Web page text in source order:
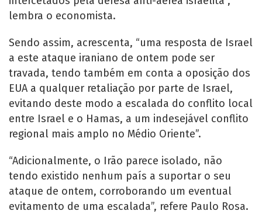
lembra o economista.
Sendo assim, acrescenta, “uma resposta de Israel
a este ataque iraniano de ontem pode ser
travada, tendo também em conta a oposição dos
EUA a qualquer retaliação por parte de Israel,
evitando deste modo a escalada do conflito local
entre Israel e o Hamas, a um indesejável conflito
regional mais amplo no Médio Oriente”.
“Adicionalmente, o Irão parece isolado, não
tendo existido nenhum país a suportar o seu
ataque de ontem, corroborando um eventual
evitamento de uma escalada”, refere Paulo Rosa.